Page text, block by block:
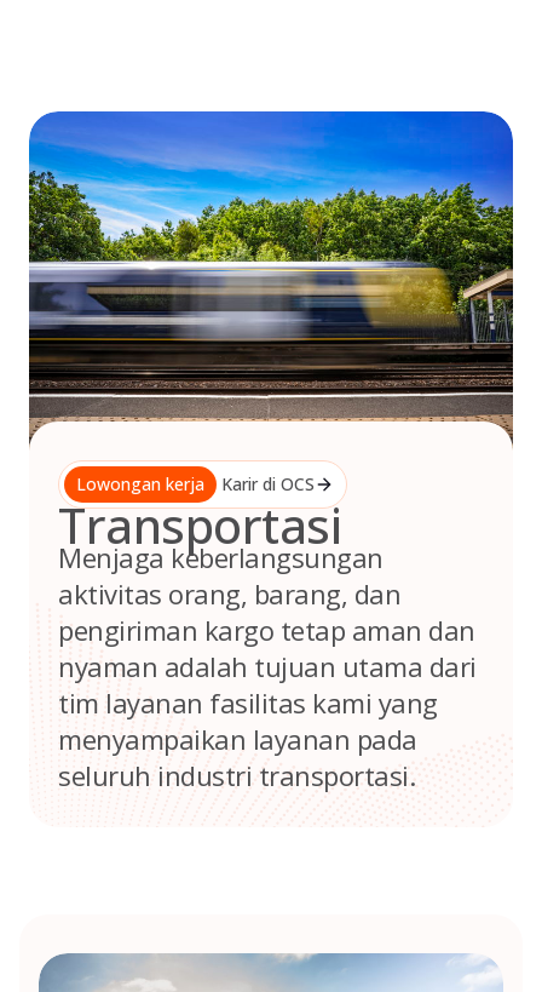
Lowongan kerja Karir di OCS
Transportasi
Menjaga keberlangsungan
aktivitas orang, barang, dan
pengiriman kargo tetap aman dan
nyaman adalah tujuan utama dari
tim layanan fasilitas kami yang
menyampaikan layanan pada
seluruh industri transportasi.